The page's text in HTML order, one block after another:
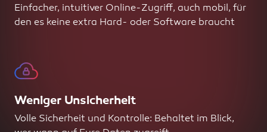
Einfacher, intuitiver Online-Zugriff, auch mobil, für
den es keine extra Hard- oder Software braucht
Weniger Unsicherheit
Volle Sicherheit und Kontrolle: Behaltet im Blick,